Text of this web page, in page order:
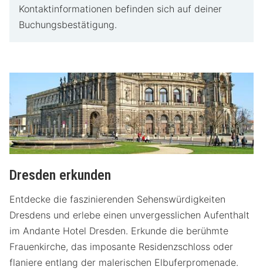
Kontaktinformationen befinden sich auf deiner
Buchungsbestätigung.
Dresden erkunden
Entdecke die faszinierenden Sehenswürdigkeiten
Dresdens und erlebe einen unvergesslichen Aufenthalt
im Andante Hotel Dresden. Erkunde die berühmte
Frauenkirche, das imposante Residenzschloss oder
flaniere entlang der malerischen Elbuferpromenade.